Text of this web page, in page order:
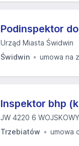
Podinspektor
Urząd Miasta Świdwin
Świdwin
umowa na
Inspektor bhp
JW 4220 6
Trzebiatów
umowa